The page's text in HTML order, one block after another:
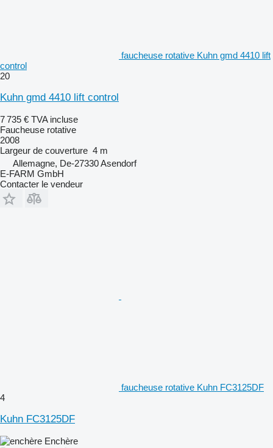
faucheuse rotative Kuhn gmd 4410 lift
control
20
Kuhn gmd 4410 lift control
7 735 € TVA incluse
Faucheuse rotative
2008
Largeur de couverture 4 m
Allemagne, De-27330 Asendorf
E-FARM GmbH
Contacter le vendeur
faucheuse rotative Kuhn FC3125DF
4
Kuhn FC3125DF
Enchère